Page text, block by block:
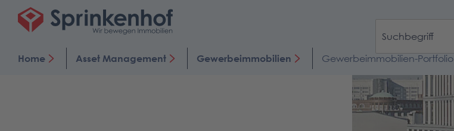
Home Asset Management Gewerbeimmobilien Gewerbeimmobilien-Portfolio